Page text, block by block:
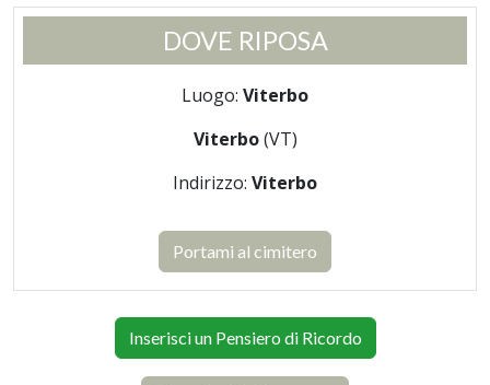
DOVE RIPOSA
Luogo: Viterbo
Viterbo(VT)
Indirizzo: Viterbo
Portami al cimitero
Inserisci un Pensiero di Ricordo